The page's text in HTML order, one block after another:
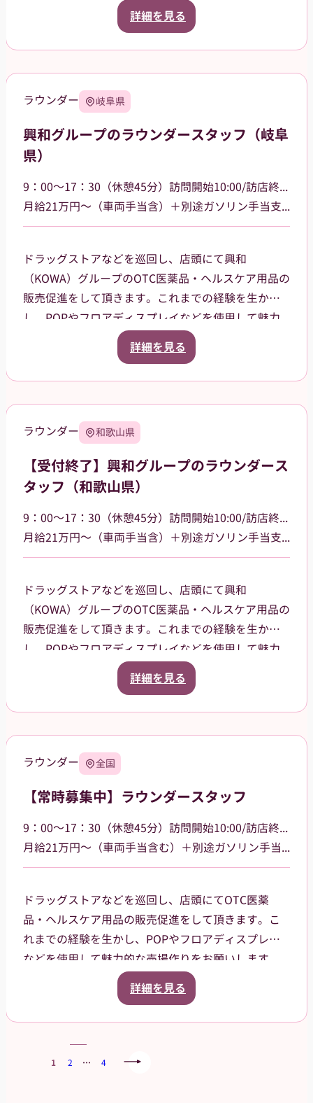
的な売場作りをお願いします。また、商品や稼働に
関する研修などは、事前に担当者から数日間行いま
していただきます。
詳細を見る
ラウンダー 岐阜県
興和グループのラウンダースタッフ（岐阜
県）
9：00～17：30（休憩45分）訪問開始10:00/訪店終了17:00
月給21万円～（車両手当含）＋別途ガソリン手当支給 その他手当あり
ドラッグストアなどを巡回し、店頭にて興和
（KOWA）グループのOTC医薬品・ヘルスケア用品の
販売促進をして頂きます。これまでの経験を生か
し、POPやフロアディスプレイなどを使用して魅力
的な売場作りをお願いします。また、商品や稼働に
関する研修などは、事前に担当者から数日間行いま
岐阜県岐阜市、大垣市を中心に、周辺エリアなども
詳細を見る
ラウンダー 和歌山県
【受付終了】興和グループのラウンダース
タッフ（和歌山県）
9：00～17：30（休憩45分）訪問開始10:00/訪店終了17:00
月給21万円～（車両手当含）＋別途ガソリン手当支給 その他手当あり
ドラッグストアなどを巡回し、店頭にて興和
（KOWA）グループのOTC医薬品・ヘルスケア用品の
販売促進をして頂きます。これまでの経験を生か
し、POPやフロアディスプレイなどを使用して魅力
的な売場作りをお願いします。また、商品や稼働に
関する研修などは、事前に担当者から数日間行いま
和歌山市を中心に一部有田市、
す。
詳細を見る
ラウンダー 全国
【常時募集中】ラウンダースタッフ
9：00～17：30（休憩45分）訪問開始10:00/訪店終了17:00
月給21万円～（車両手当含む）＋別途ガソリン手当支給 その他手当あり
ドラッグストアなどを巡回し、店頭にてOTC医薬
品・ヘルスケア用品の販売促進をして頂きます。こ
れまでの経験を生かし、POPやフロアディスプレイ
などを使用して魅力的な売場作りをお願いします。
また、商品や稼働に関する研修などは、事前に担当
者から数日間行いますので安心してください。ご就
詳細を見る
1 2 … 4